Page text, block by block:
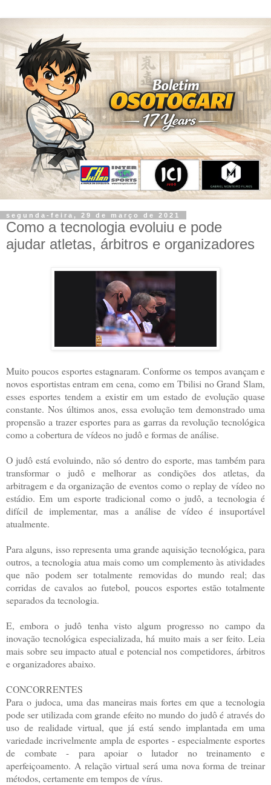
segunda-feira, 29 de março de 2021
Como a tecnologia evoluiu e pode
ajudar atletas, árbitros e organizadores
Muito poucos esportes estagnaram. Conforme os tempos avançam e
novos esportistas entram em cena, como em Tbilisi no Grand Slam,
esses esportes tendem a existir em um estado de evolução quase
constante. Nos últimos anos, essa evolução tem demonstrado uma
propensão a trazer esportes para as garras da revolução tecnológica
como a cobertura de vídeos no judô e formas de análise.
O judô está evoluindo, não só dentro do esporte, mas também para
transformar o judô e melhorar as condições dos atletas, da
arbitragem e da organização de eventos como o replay de vídeo no
estádio. Em um esporte tradicional como o judô, a tecnologia é
difícil de implementar, mas a análise de vídeo é insuportável
atualmente.
Para alguns, isso representa uma grande aquisição tecnológica, para
outros, a tecnologia atua mais como um complemento às atividades
que não podem ser totalmente removidas do mundo real; das
corridas de cavalos ao futebol, poucos esportes estão totalmente
separados da tecnologia.
E, embora o judô tenha visto algum progresso no campo da
inovação tecnológica especializada, há muito mais a ser feito. Leia
mais sobre seu impacto atual e potencial nos competidores, árbitros
e organizadores abaixo.
CONCORRENTES
Para o judoca, uma das maneiras mais fortes em que a tecnologia
pode ser utilizada com grande efeito no mundo do judô é através do
uso de realidade virtual, que já está sendo implantada em uma
variedade incrivelmente ampla de esportes - especialmente esportes
de combate - para apoiar o lutador no treinamento e
aperfeiçoamento. A relação virtual será uma nova forma de treinar
métodos, certamente em tempos de vírus.